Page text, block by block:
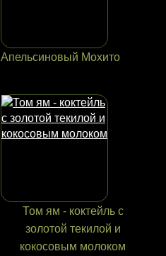
Апельсиновый Мохито
Том ям - коктейль с
золотой текилой и
кокосовым молоком